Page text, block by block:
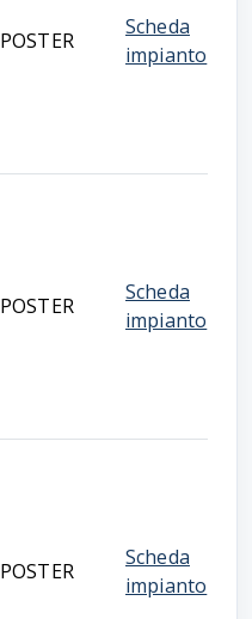
POSTER
Scheda
impianto
POSTER
Scheda
impianto
POSTER
Scheda
impianto